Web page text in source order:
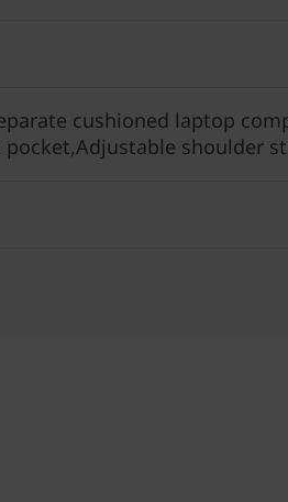
cushioned laptop
shoulder